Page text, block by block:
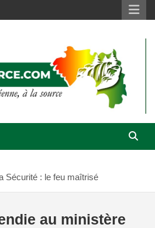
Sécurité : le feu maîtrisé
au ministère